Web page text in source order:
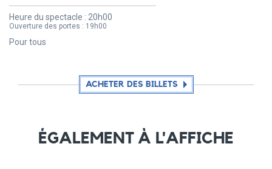
Heure du spectacle : 20h00
Ouverture des portes : 19h00
Pour tous
ACHETER DES BILLETS
ÉGALEMENT À L'AFFICHE